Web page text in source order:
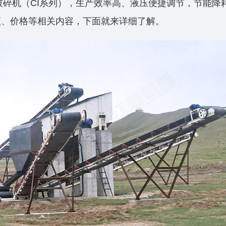
机（CI系列），生产效率高、液压便捷调节，节能降
价格等相关内容，下面就来详细了解。